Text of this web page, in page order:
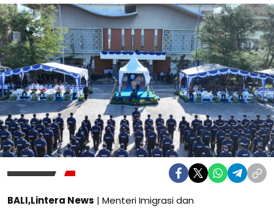
BALI,Lintera News | Menteri Imigrasi dan